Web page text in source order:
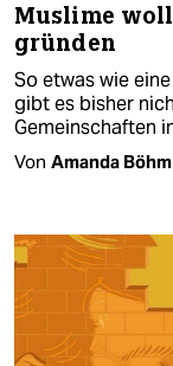
Muslime
gründen
So etwas wie
gibt es bisher
Gemeinschaften
Von Amanda Böhm